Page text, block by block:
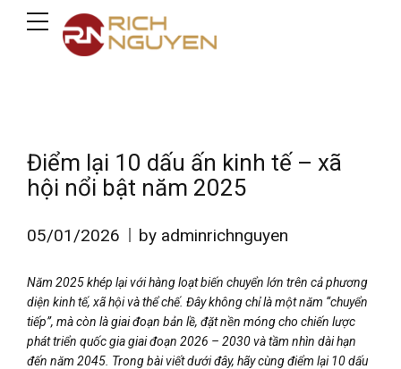
Điểm lại 10 dấu ấn kinh tế – xã
hội nổi bật năm 2025
05/01/2026 by adminrichnguyen
Năm 2025 khép lại với hàng loạt biến chuyển lớn trên cả phương
diện kinh tế, xã hội và thể chế. Đây không chỉ là một năm “chuyển
tiếp”, mà còn là giai đoạn bản lề, đặt nền móng cho chiến lược
phát triển quốc gia giai đoạn 2026 – 2030 và tầm nhìn dài hạn
đến năm 2045. Trong bài viết dưới đây, hãy cùng điểm lại 10 dấu